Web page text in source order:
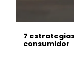
7
consumidor